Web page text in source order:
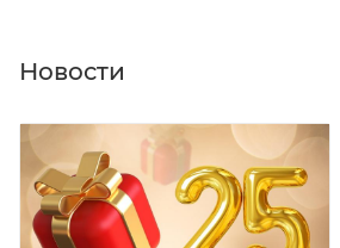
Новости